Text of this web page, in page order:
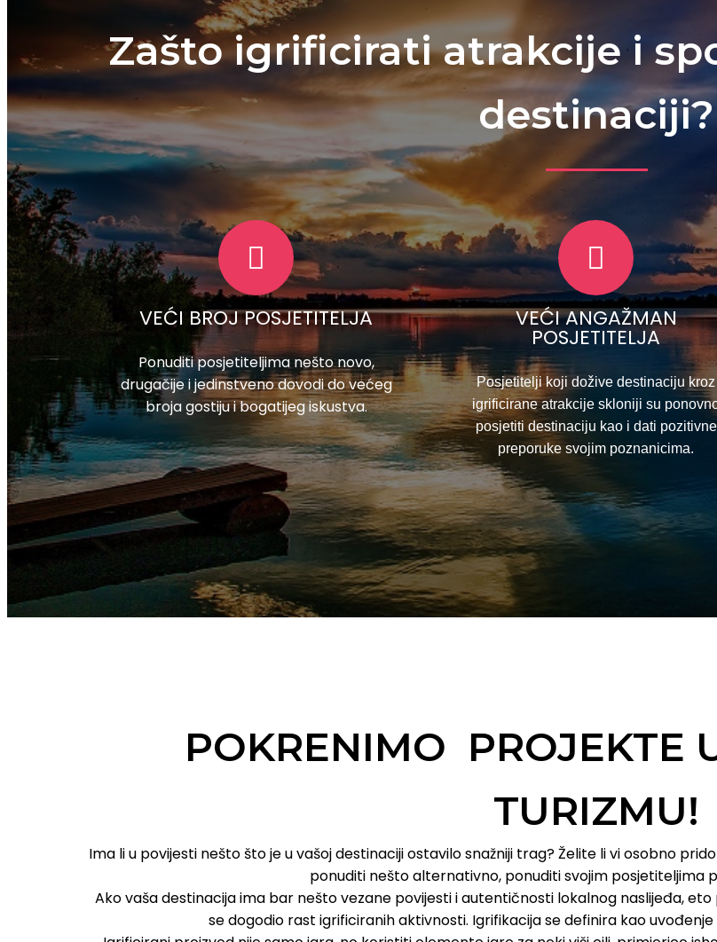
Zašto igrificirati atrakcije i
destinaciji?
VEĆI BROJ POSJETITELJA
Ponuditi posjetiteljima nešto novo,
drugačije i jedinstveno dovodi do većeg
broja gostiju i bogatijeg iskustva.
VEĆI ANGAŽMAN
POSJETITELJA
Posjetitelji koji dožive destinaciju kroz
igrificirane atrakcije skloniji su
posjetiti destinaciju kao i dati pozitivne
preporuke svojim poznanicima.
POKRENIMO PROJEKTE
TURIZMU!
Ima li u povijesti nešto što je u vašoj destinaciji ostavilo snažniji trag? Želite li vi osobno
ponuditi nešto alternativno, ponuditi svojim posjetiteljima
Ako vaša destinacija ima bar nešto vezane povijesti i autentičnosti lokalnog naslijeđa,
se dogodio rast igrificiranih aktivnosti. Igrifikacija se definira kao